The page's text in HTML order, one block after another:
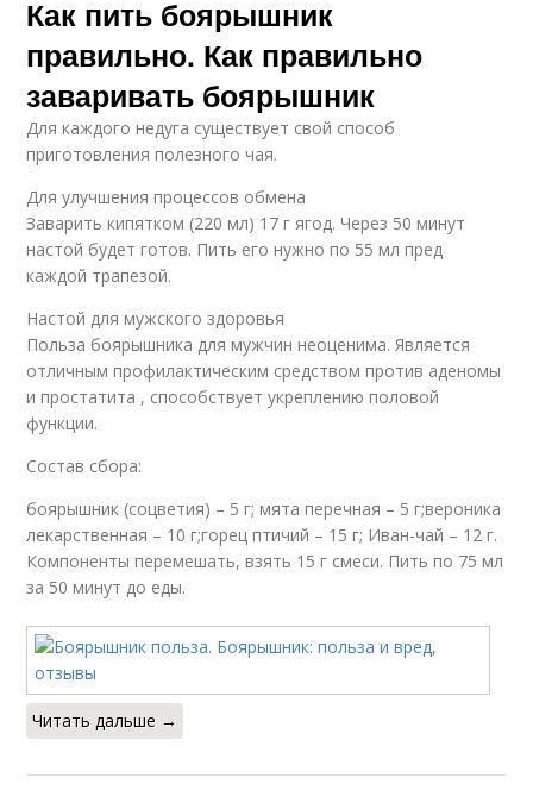
Как пить боярышник
правильно. Как правильно
заваривать боярышник
Для каждого недуга существует свой способ
приготовления полезного чая.
Для улучшения процессов обмена
Заварить кипятком (220 мл) 17 г ягод. Через 50 минут
настой будет готов. Пить его нужно по 55 мл пред
каждой трапезой.
Настой для мужского здоровья
Польза боярышника для мужчин неоценима. Является
отличным профилактическим средством против аденомы
и простатита , способствует укреплению половой
функции.
Состав сбора:
боярышник (соцветия) – 5 г; мята перечная – 5 г;вероника
лекарственная – 10 г;горец птичий – 15 г; Иван-чай – 12 г.
Компоненты перемешать, взять 15 г смеси. Пить по 75 мл
за 50 минут до еды.
Читать дальше →